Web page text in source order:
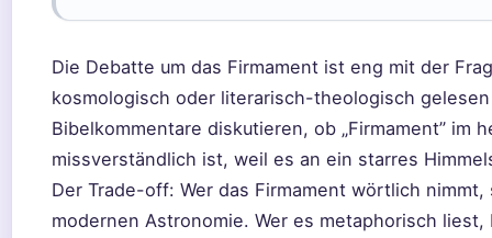
Die Debatte um das Firmament ist eng mit der
kosmologisch oder literarisch-theologisch
Bibelkommentare diskutieren, ob „Firmament” im
missverständlich ist, weil es an ein starres
Der Trade-off: Wer das Firmament wörtlich
modernen Astronomie. Wer es metaphorisch